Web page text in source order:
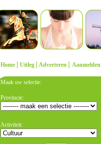
Home | Uitleg | Adverteren | Aanmelden
Maak uw selectie:
Provincie:
Activiteit: